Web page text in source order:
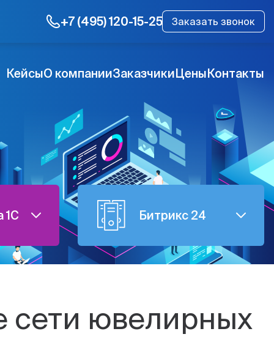
+7 (495) 120-15-25 Заказать звонок
КейсыО компанииЗаказчикиЦеныКонтакты
Битрикс 24
сети ювелирных